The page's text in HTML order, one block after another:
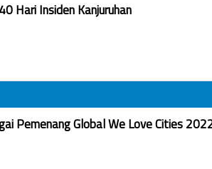
Hari Insiden Kanjuruhan
Pemenang Global We Love Cities